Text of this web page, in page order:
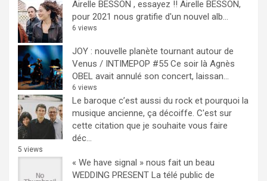
Airelle BESSON , essayez !! Airelle BESSON,
pour 2021 nous gratifie d'un nouvel alb...
6 views
JOY : nouvelle planète tournant autour de
Venus / INTIMEPOP #55 Ce soir là Agnès
OBEL avait annulé son concert, laissan...
6 views
Le baroque c’est aussi du rock et pourquoi la
musique ancienne, ça décoiffe. C'est sur
cette citation que je souhaite vous faire
déc...
5 views
« We have signal » nous fait un beau
WEDDING PRESENT La télé public de